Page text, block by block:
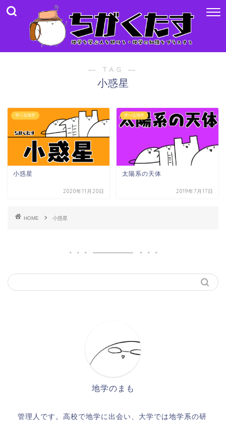
― TAG ―
小惑星
学べる地学
小惑星
2020年11月20日
学べる地学
太陽系の天体
2019年7月17日
HOME 小惑星
地学のまも
管理人です。高校で地学に出会い、大学では地学系の研